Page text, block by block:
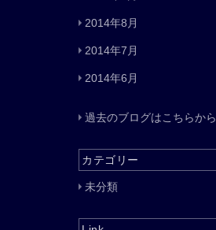
2014年8月
2014年7月
2014年6月
過去のブログはこちらから
カテゴリー
未分類